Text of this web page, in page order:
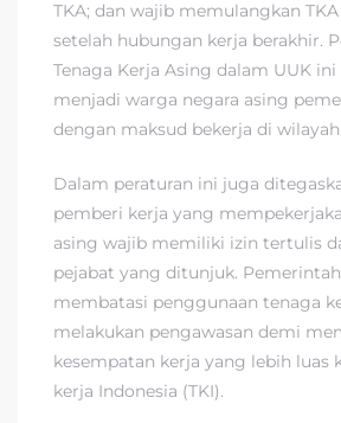
TKA; dan wajib memulangkan
setelah hubungan kerja berakhir.
Tenaga Kerja Asing dalam UUK
menjadi warga negara asing
dengan maksud bekerja di
Dalam peraturan ini juga
pemberi kerja yang
asing wajib memiliki izin tertulis
pejabat yang ditunjuk.
membatasi penggunaan tenaga
melakukan pengawasan demi
kesempatan kerja yang lebih luas
kerja Indonesia (TKI).